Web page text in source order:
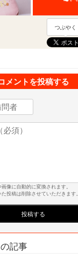
つぶやく
メントを投稿する
像に自動的に変換されます。
投稿は削除させていただきます。
記事